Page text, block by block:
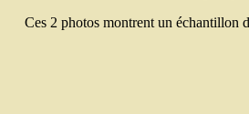
Ces 2 photos montrent un échantillon